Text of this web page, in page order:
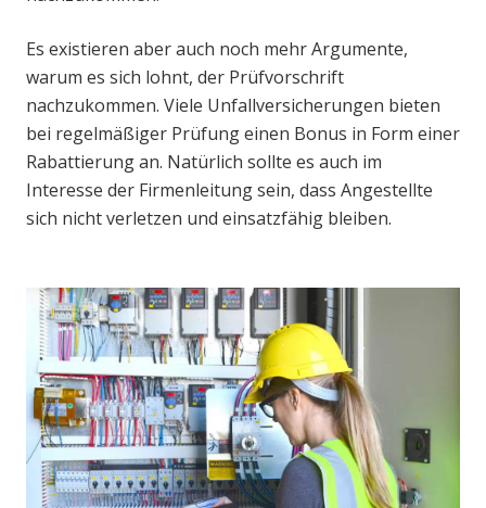
Es existieren aber auch noch mehr Argumente,
warum es sich lohnt, der Prüfvorschrift
nachzukommen. Viele Unfallversicherungen bieten
bei regelmäßiger Prüfung einen Bonus in Form einer
Rabattierung an. Natürlich sollte es auch im
Interesse der Firmenleitung sein, dass Angestellte
sich nicht verletzen und einsatzfähig bleiben.